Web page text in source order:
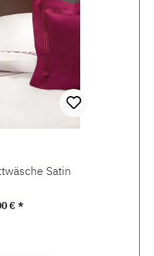
Satin
Preis:
€ *